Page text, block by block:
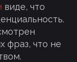
виде, что
фраз, что не